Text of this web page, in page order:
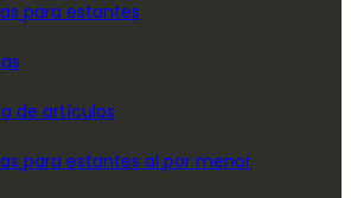
para estantes
de artículos
para estantes al por menor